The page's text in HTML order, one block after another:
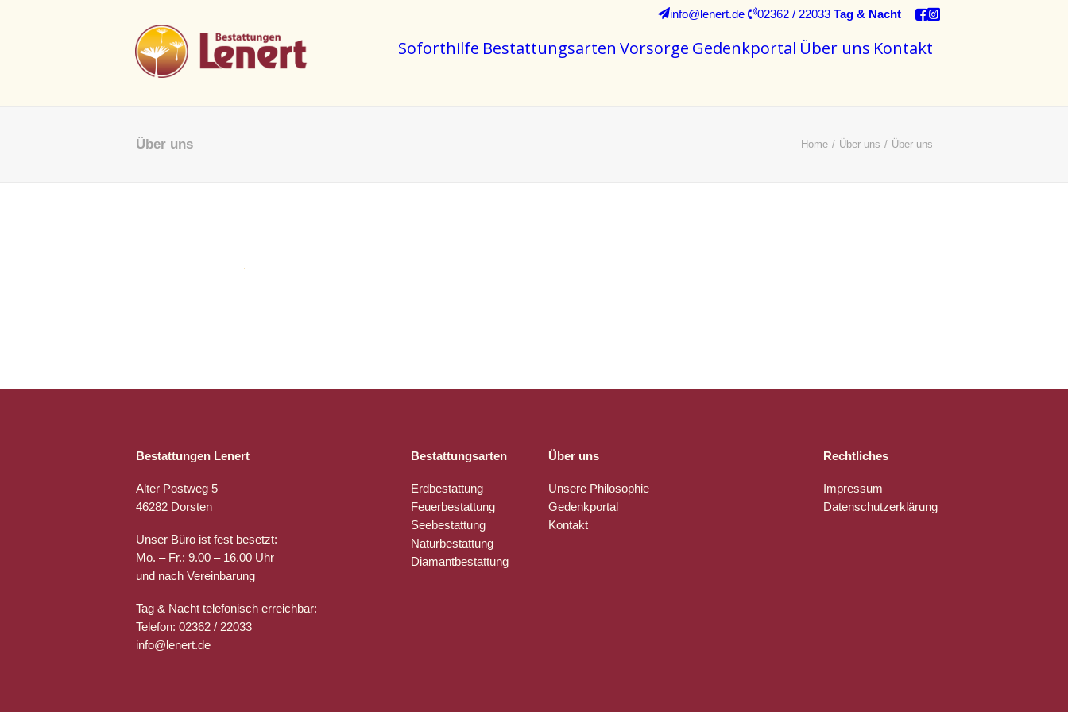
info@lenert.de 02362 / 22033 Tag & Nacht
Soforthilfe Bestattungsarten Vorsorge Gedenkportal Über uns Kontakt
Über uns Home Über uns Über uns
Bestattungen Lenert
Alter Postweg 5
46282 Dorsten
Unser Büro ist fest besetzt:
Mo. – Fr.: 9.00 – 16.00 Uhr
und nach Vereinbarung
Tag & Nacht telefonisch erreichbar:
Telefon: 02362 / 22033
info@lenert.de
Bestattungsarten
Erdbestattung
Feuerbestattung
Seebestattung
Naturbestattung
Diamantbestattung
Über uns
Unsere Philosophie
Gedenkportal
Kontakt
Rechtliches
Impressum
Datenschutzerklärung